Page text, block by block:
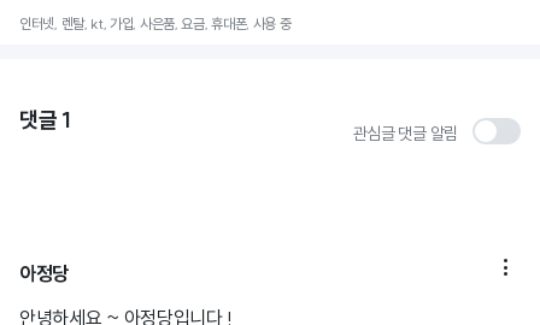
인터넷, 렌탈, kt, 가입, 사은품, 요금, 휴대폰, 사용 중
댓글 1 관심글 댓글 알림
아정당 
안녕하세요 ~ 아정당입니다 !